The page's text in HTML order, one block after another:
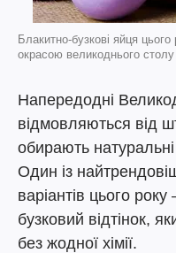
Блакитно-бузкові яйця
окрасою великоднього столу
Напередодні
відмовляються від
обирають
Один із
варіантів цього
бузковий відтінок,
без жодної хімії.